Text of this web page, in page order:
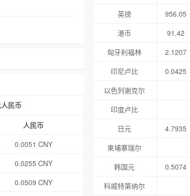
民币
人民币
0.0051 CNY
0.0255 CNY
0.0509 CNY
英镑
956.05
港币
91.42
匈牙利福林
2.1207
印尼卢比
0.0425
以色列谢克尔
印度卢比
日元
4.7935
柬埔寨瑞尔
韩国元
0.5074
科威特第纳尔